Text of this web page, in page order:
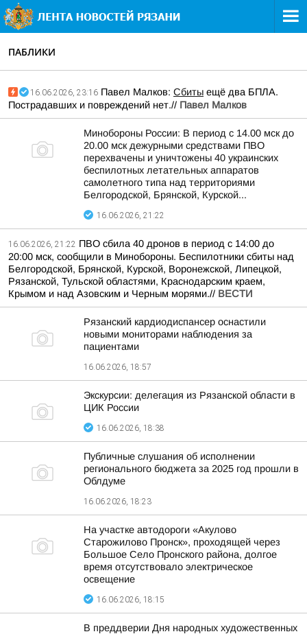
ПАБЛИКИ
16.06.2026, 23:16 Павел Малков: Сбиты ещё два БПЛА.
Пострадавших и повреждений нет.// Павел Малков
Минобороны России: В период с 14.00 мск до
20.00 мск дежурными средствами ПВО
перехвачены и уничтожены 40 украинских
беспилотных летательных аппаратов
самолетного типа над территориями
Белгородской, Брянской, Курской...
16.06.2026, 21:22
16.06.2026, 21:22 ПВО сбила 40 дронов в период с 14:00 до
20:00 мск, сообщили в Минобороны. Беспилотники сбиты над
Белгородской, Брянской, Курской, Воронежской, Липецкой,
Рязанской, Тульской областями, Краснодарским краем,
Крымом и над Азовским и Черным морями.// ВЕСТИ
Рязанский кардиодиспансер оснастили
новыми мониторами наблюдения за
пациентами
16.06.2026, 18:57
Экскурсии: делегация из Рязанской области в
ЦИК России
16.06.2026, 18:38
Публичные слушания об исполнении
регионального бюджета за 2025 год прошли в
Облдуме
16.06.2026, 18:23
На участке автодороги «Акулово
Старожилово Пронск», проходящей через
Большое Село Пронского района, долгое
время отсутствовало электрическое
освещение
16.06.2026, 18:15
В преддверии Дня народных художественных